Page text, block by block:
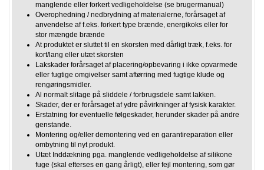
manglende eller forkert vedligeholdelse (se brugermanual)
Overophedning / nedbrydning af materialerne, forårsaget af
anvendelse af f.eks. forkert type brænde, energikoks eller for
stor mængde brænde
At produktet er sluttet til en skorsten med dårligt træk, f.eks. for
kort/lang eller utæt skorsten
Lakskader forårsaget af placering/opbevaring i ikke opvarmede
eller fugtige omgivelser samt aftørring med fugtige klude og
rengøringsmidler.
Al normalt slitage på sliddele / forbrugsdele samt lakken.
Skader, der er forårsaget af ydre påvirkninger af fysisk karakter.
Erstatning for eventuelle følgeskader, herunder skader på andre
genstande.
Montering og/eller demontering ved en garantireparation eller
ombytning til nyt produkt.
Utæt Inddækning pga. manglende vedligeholdelse af silikone
fuge (skal efterses en gang årligt), eller fejl montering, som gør